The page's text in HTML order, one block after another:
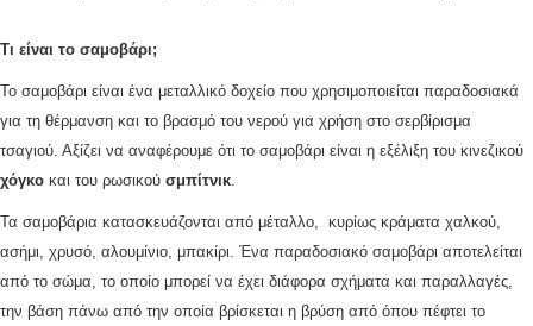
Τι είναι το σαμοβάρι;
Το σαμοβάρι είναι ένα μεταλλικό δοχείο που χρησιμοποιείται παραδοσιακά
για τη θέρμανση και το βρασμό του νερού για χρήση στο σερβίρισμα
τσαγιού. Αξίζει να αναφέρουμε ότι το σαμοβάρι είναι η εξέλιξη του κινεζικού
χόγκο και του ρωσικού σμπίτνικ.
Τα σαμοβάρια κατασκευάζονται από μέταλλο, κυρίως κράματα χαλκού,
ασήμι, χρυσό, αλουμίνιο, μπακίρι. Ένα παραδοσιακό σαμοβάρι αποτελείται
από το σώμα, το οποίο μπορεί να έχει διάφορα σχήματα και παραλλαγές,
την βάση πάνω από την οποία βρίσκεται η βρύση από όπου πέφτει το